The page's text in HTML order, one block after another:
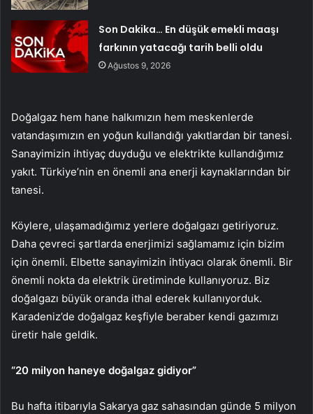
Son Dakika… En düşük emekli maaşı
farkının yatacağı tarih belli oldu
Ağustos 9, 2026
Doğalgaz hem hane halkımızın hem meskenlerde
vatandaşımızın en yoğun kullandığı yakıtlardan bir tanesi.
Sanayimizin ihtiyaç duyduğu ve elektrikte kullandığımız
yakıt. Türkiye’nin en önemli ana enerji kaynaklarından bir
tanesi.
Köylere, ulaşamadığımız yerlere doğalgazı getiriyoruz.
Daha çevreci şartlarda enerjimizi sağlamamız için bizim
için önemli. Elbette sanayimizin ihtiyacı olarak önemli. Bir
önemli nokta da elektrik üretiminde kullanıyoruz. Biz
doğalgazı büyük oranda ithal ederek kullanıyorduk.
Karadeniz’de doğalgaz keşfiyle beraber kendi gazımızı
üretir hale geldik.
“20 milyon haneye doğalgaz gidiyor”
Bu hafta itibarıyla Sakarya gaz sahasından günde 5 milyon